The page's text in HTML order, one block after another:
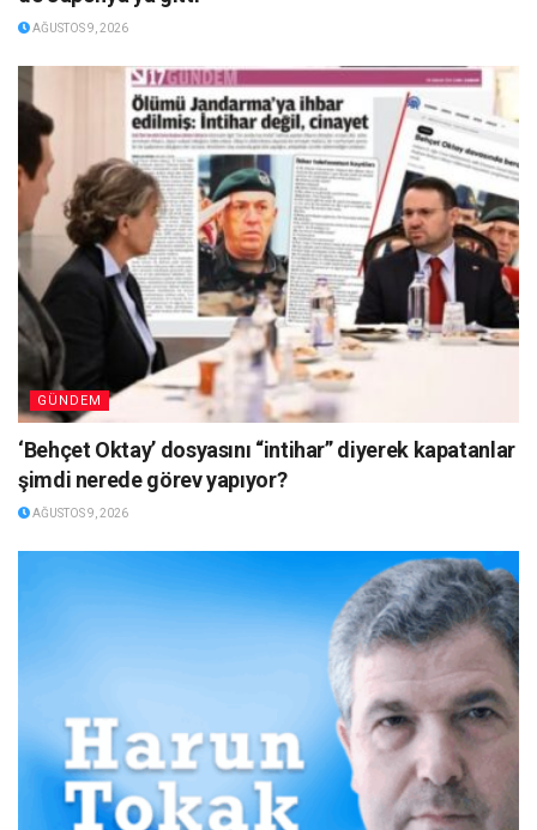
AĞUSTOS 9, 2026
GÜNDEM
‘Behçet Oktay’ dosyasını “intihar” diyerek kapatanlar
şimdi nerede görev yapıyor?
AĞUSTOS 9, 2026